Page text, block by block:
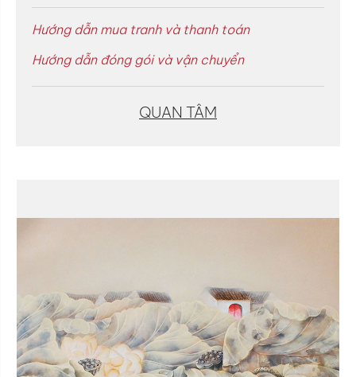
Hướng dẫn mua tranh và thanh toán
Hướng dẫn đóng gói và vận chuyển
QUAN TÂM